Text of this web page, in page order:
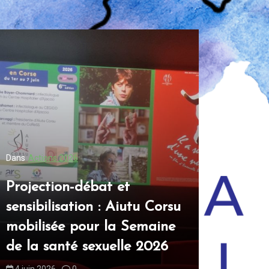
Dans Actions 2026
Projection-débat et
sensibilisation : Aiutu Corsu
mobilisée pour la Semaine
de la santé sexuelle 2026
Aiutu
table
Nostra